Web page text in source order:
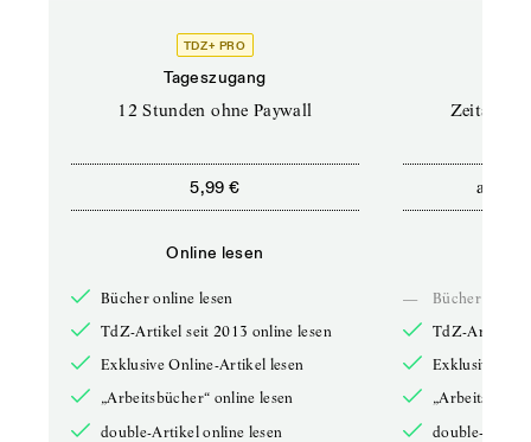
TDZ+ PRO
Tageszugang
12 Stunden ohne Paywall
5,99 €
Online lesen
Bücher online lesen
TdZ-Artikel seit 2013 online lesen
Exklusive Online-Artikel lesen
„Arbeitsbücher“ online lesen
double-Artikel online lesen
ab
—
Bücher online
TdZ-Artikel
Exklusive
double-